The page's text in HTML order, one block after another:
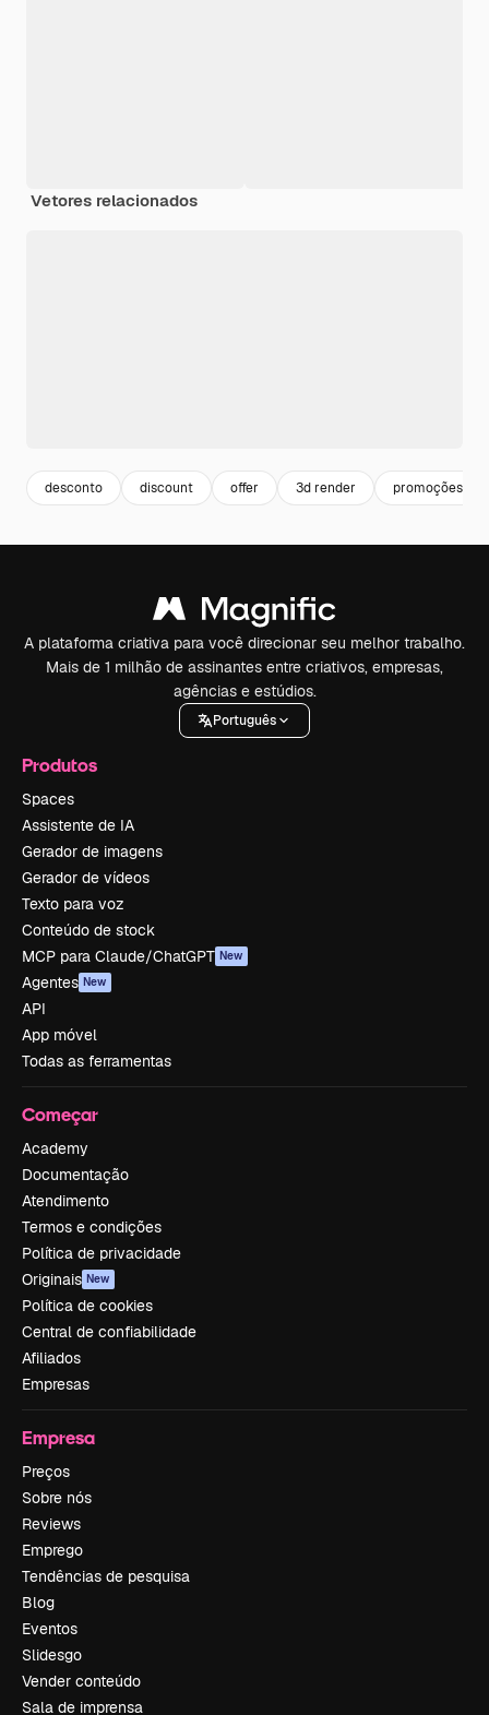
Vetores relacionados
desconto discount offer 3d render promoções
A plataforma criativa para você direcionar seu melhor trabalho.
Mais de 1 milhão de assinantes entre criativos, empresas,
agências e estúdios.
Português
Produtos
Spaces
Assistente de IA
Gerador de imagens
Gerador de vídeos
Texto para voz
Conteúdo de stock
MCP para Claude/ChatGPT New
Agentes New
API
App móvel
Todas as ferramentas
Começar
Academy
Documentação
Atendimento
Termos e condições
Política de privacidade
Originais New
Política de cookies
Central de confiabilidade
Afiliados
Empresas
Empresa
Preços
Sobre nós
Reviews
Emprego
Tendências de pesquisa
Blog
Eventos
Slidesgo
Vender conteúdo
Sala de imprensa